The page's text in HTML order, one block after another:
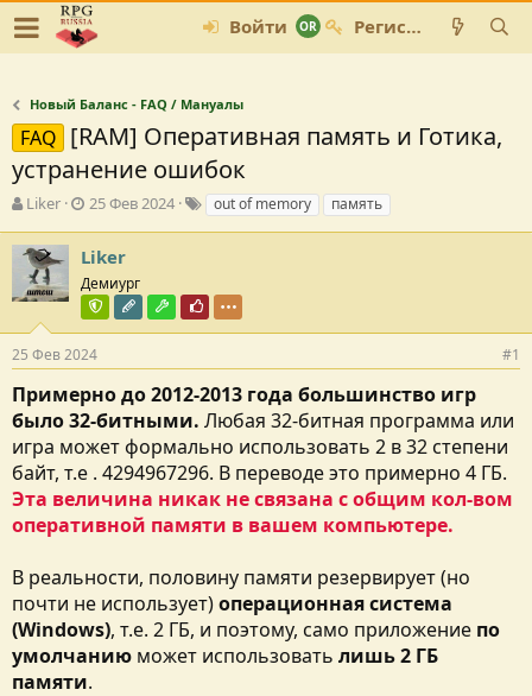
Войти Регистрация
Новый Баланс - FAQ / Мануалы
FAQ [RAM] Оперативная память и Готика,
устранение ошибок
А
т
о
р
т
е
м
ы
Liker
Д
а
с
о
з
д
а
н
и
25 Фев 2024
Тout of memory память
Liker
Демиург
Команда форума
Редактор раздела
Модостроитель
Почётный пользователь
25 Фев 2024 #1
Примерно до 2012-2013 года большинство игр
было 32-битными. Любая 32-битная программа или
игра может формально использовать 2 в 32 степени
байт, т.е . 4294967296. В переводе это примерно 4 ГБ.
Эта величина никак не связана с общим кол-вом
оперативной памяти в вашем компьютере.
В реальности, половину памяти резервирует (но
почти не использует)операционная система
(Windows), т.е. 2 ГБ, и поэтому, само приложение по
умолчанию может использовать лишь 2 ГБ
памяти.